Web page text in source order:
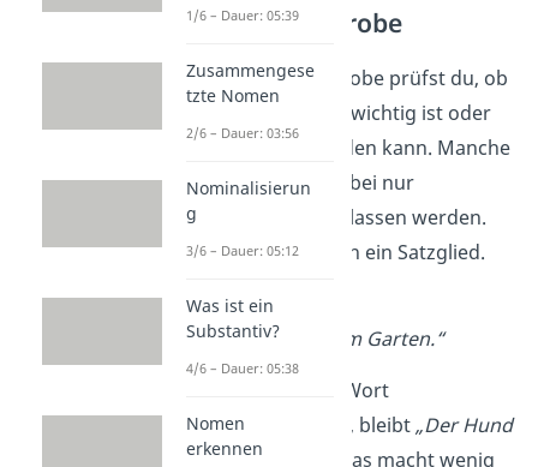
Die Weglassprobe
Mit der Weglassprobe prüfst du, ob
ein Teil des Satzes wichtig ist oder
weggelassen
werden kann. Manche
Wörter können dabei nur
zusammen weggelassen werden.
Sie bilden demnach ein Satzglied.
➡️ Beispiel:
„Der Hund spielt im Garten.“
Wenn du nur das Wort
„Garten“
weglässt, bleibt„Der Hund
spielt im.“
übrig. Das macht wenig
1/6 – Dauer: 05:39
Zusammengese
tzte Nomen
2/6 – Dauer: 03:56
Nominalisierun
g
3/6 – Dauer: 05:12
Was ist ein
Substantiv?
4/6 – Dauer: 05:38
Nomen
erkennen